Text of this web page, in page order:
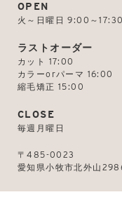
OPEN
火～日曜日 9:00～17:30
ラストオーダー
カット 17:00
カラーorパーマ 16:00
縮毛矯正 15:00
CLOSE
毎週月曜日
〒485-0023
愛知県小牧市北外山